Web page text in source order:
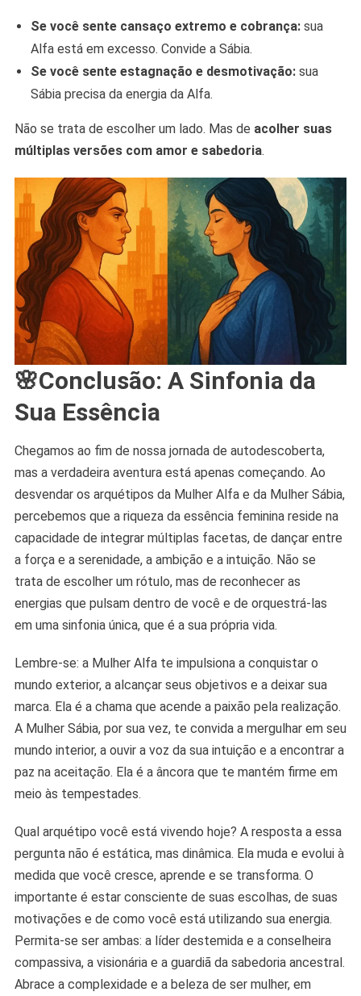
Se você sente cansaço extremo e cobrança:sua
Alfa está em excesso. Convide a Sábia.
Se você sente estagnação e desmotivação:sua
Sábia precisa da energia da Alfa.
Não se trata de escolher um lado. Mas de acolher suas
múltiplas versões com amor e sabedoria.
🌸Conclusão: A Sinfonia da
Sua Essência
Chegamos ao fim de nossa jornada de autodescoberta,
mas a verdadeira aventura está apenas começando. Ao
desvendar os arquétipos da Mulher Alfa e da Mulher Sábia,
percebemos que a riqueza da essência feminina reside na
capacidade de integrar múltiplas facetas, de dançar entre
a força e a serenidade, a ambição e a intuição. Não se
trata de escolher um rótulo, mas de reconhecer as
energias que pulsam dentro de você e de orquestrá-las
em uma sinfonia única, que é a sua própria vida.
Lembre-se: a Mulher Alfa te impulsiona a conquistar o
mundo exterior, a alcançar seus objetivos e a deixar sua
marca. Ela é a chama que acende a paixão pela realização.
A Mulher Sábia, por sua vez, te convida a mergulhar em seu
mundo interior, a ouvir a voz da sua intuição e a encontrar a
paz na aceitação. Ela é a âncora que te mantém firme em
meio às tempestades.
Qual arquétipo você está vivendo hoje? A resposta a essa
pergunta não é estática, mas dinâmica. Ela muda e evolui à
medida que você cresce, aprende e se transforma. O
importante é estar consciente de suas escolhas, de suas
motivações e de como você está utilizando sua energia.
Permita-se ser ambas: a líder destemida e a conselheira
compassiva, a visionária e a guardiã da sabedoria ancestral.
Abrace a complexidade e a beleza de ser mulher, em